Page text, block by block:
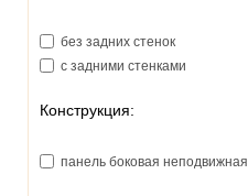
без задних стенок
с задними стенками
Конструкция:
панель боковая неподвижная